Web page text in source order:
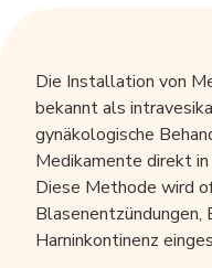
Die Installation von
bekannt als
gynäkologische
Medikamente direkt
Diese Methode wird
Harninkontinenz